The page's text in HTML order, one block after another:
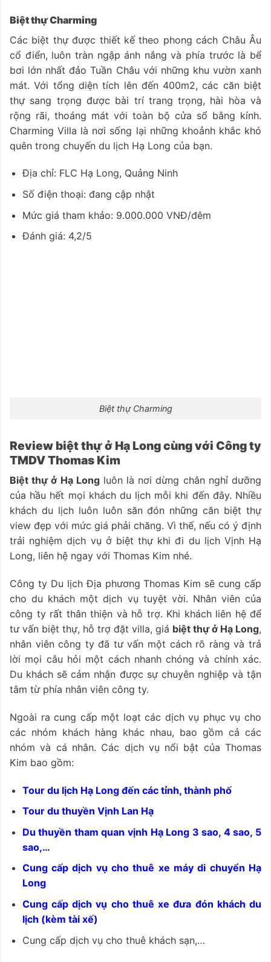
Biệt thự Charming
Các biệt thự được thiết kế theo phong cách Châu Âu
cổ điển, luôn tràn ngập ánh nắng và phía trước là bể
bơi lớn nhất đảo Tuần Châu với những khu vườn xanh
mát. Với tổng diện tích lên đến 400m2, các căn biệt
thự sang trọng được bài trí trang trọng, hài hòa và
rộng rãi, thoáng mát với toàn bộ cửa sổ bằng kính.
Charming Villa là nơi sống lại những khoảnh khắc khó
quên trong chuyến du lịch Hạ Long của bạn.
Địa chỉ: FLC Hạ Long, Quảng Ninh
Số điện thoại: đang cập nhật
Mức giá tham khảo: 9.000.000 VNĐ/đêm
Đánh giá: 4,2/5
Biệt thự Charming
Review biệt thự ở Hạ Long cùng với Công ty
TMDV Thomas Kim
Biệt thự ở Hạ Longluôn là nơi dừng chân nghỉ dưỡng
của hầu hết mọi khách du lịch mỗi khi đến đây. Nhiều
khách du lịch luôn luôn săn đón những căn biệt thự
view đẹp với mức giá phải chăng. Vì thế, nếu có ý định
trải nghiệm dịch vụ ở biệt thự khi đi du lịch Vịnh Hạ
Long, liên hệ ngay với Thomas Kim nhé.
Công ty Du lịch Địa phương Thomas Kim sẽ cung cấp
cho du khách một dịch vụ tuyệt vời. Nhân viên của
công ty rất thân thiện và hỗ trợ. Khi khách liên hệ để
tư vấn biệt thự, hỗ trợ đặt villa, giá biệt thự ở Hạ Long,
nhân viên công ty đã tư vấn một cách rõ ràng và trả
lời mọi câu hỏi một cách nhanh chóng và chính xác.
Du khách sẽ cảm nhận được sự chuyên nghiệp và tận
tâm từ phía nhân viên công ty.
Ngoài ra cung cấp một loạt các dịch vụ phục vụ cho
các nhóm khách hàng khác nhau, bao gồm cả các
nhóm và cá nhân. Các dịch vụ nổi bật của Thomas
Kim bao gồm:
Tour du lịch Hạ Long đến các tỉnh, thành phố
Tour du thuyền Vịnh Lan Hạ
Du thuyền tham quan vịnh Hạ Long 3 sao, 4 sao, 5
sao,…
Cung cấp dịch vụ cho thuê xe máy di chuyển Hạ
Long
Cung cấp dịch vụ cho thuê xe đưa đón khách du
lịch (kèm tài xế)
Cung cấp dịch vụ cho thuê khách sạn,…